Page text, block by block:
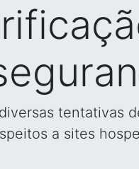
tentativas
a sites